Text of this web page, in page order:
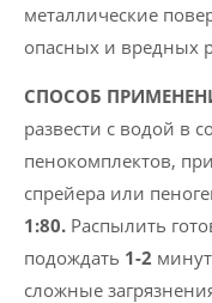
металлические
опасных и вредных
СПОСОБ
развести с водой в
пенокомплектов,
спрейера или
1:80. Распылить
подождать 1-2
сложные